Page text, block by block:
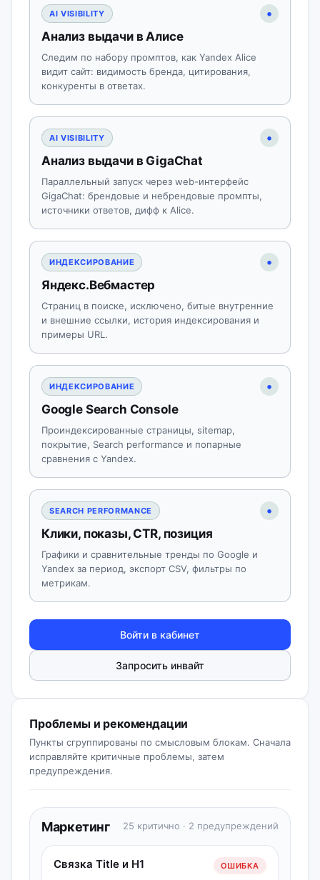
AI VISIBILITY •
Анализ выдачи в Алисе
Следим по набору промптов, как Yandex Alice
видит сайт: видимость бренда, цитирования,
конкуренты в ответах.
AI VISIBILITY •
Анализ выдачи в GigaChat
Параллельный запуск через web-интерфейс
GigaChat: брендовые и небрендовые промпты,
источники ответов, дифф к Alice.
ИНДЕКСИРОВАНИЕ •
Яндекс.Вебмастер
Страниц в поиске, исключено, битые внутренние
и внешние ссылки, история индексирования и
примеры URL.
ИНДЕКСИРОВАНИЕ •
Google Search Console
Проиндексированные страницы, sitemap,
покрытие, Search performance и попарные
сравнения с Yandex.
SEARCH PERFORMANCE •
Клики, показы, CTR, позиция
Графики и сравнительные тренды по Google и
Yandex за период, экспорт CSV, фильтры по
метрикам.
Войти в кабинет
Запросить инвайт
Проблемы и рекомендации
Пункты сгруппированы по смысловым блокам. Сначала
исправляйте критичные проблемы, затем
предупреждения.
Маркетинг 25 критично · 2 предупреждений
Связка Title и H1 ОШИБКА